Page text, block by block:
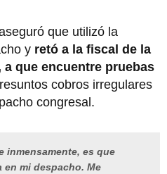
que utilizó la
y retó a la fiscal de la
a que encuentre pruebas
cobros irregulares
congresal.
inmensamente, es que
en mi despacho. Me